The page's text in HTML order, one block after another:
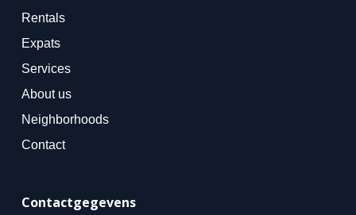
Rentals
Expats
Services
About us
Neighborhoods
Contact
Contactgegevens